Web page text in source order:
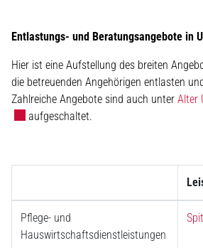
Entlastungs- und Beratungsangebote in
Hier ist eine Aufstellung des breiten
die betreuenden Angehörigen entlasten
Zahlreiche Angebote sind auch unter Alter
aufgeschaltet.
Pflege- und
Hauswirtschaftsdienstleistungen